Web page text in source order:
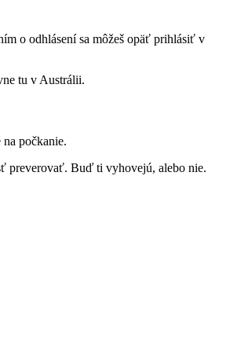
o odhlásení sa môžeš opäť prihlásiť v
tu v Austrálii.
počkanie.
preverovať. Buď ti vyhovejú, alebo nie.